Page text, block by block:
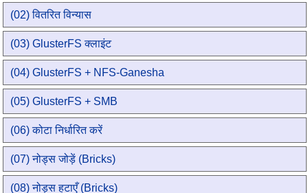
(02) वितरित विन्यास
(03) GlusterFS क्लाइंट
(04) GlusterFS + NFS-Ganesha
(05) GlusterFS + SMB
(06) कोटा निर्धारित करें
(07) नोड्स जोड़ें (Bricks)
(08) नोड्स हटाएँ (Bricks)